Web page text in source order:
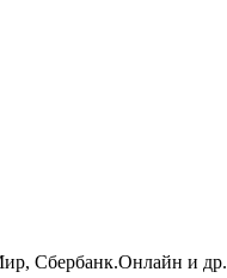
Сбербанк.Онлайн и др.